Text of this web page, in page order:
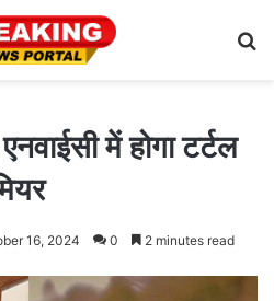
में होगा टर्टल
16, 2024 0 2 minutes read